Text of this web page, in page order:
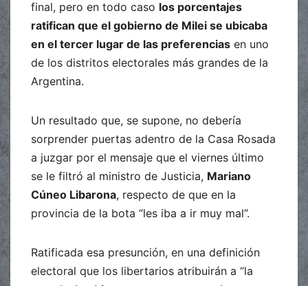
final, pero en todo caso los porcentajes
ratifican que el gobierno de Milei se ubicaba
en el tercer lugar de las preferencias en uno
de los distritos electorales más grandes de la
Argentina.
Un resultado que, se supone, no debería
sorprender puertas adentro de la Casa Rosada
a juzgar por el mensaje que el viernes último
se le filtró al ministro de Justicia, Mariano
Cúneo Libarona, respecto de que en la
provincia de la bota “les iba a ir muy mal”.
Ratificada esa presunción, en una definición
electoral que los libertarios atribuirán a “la